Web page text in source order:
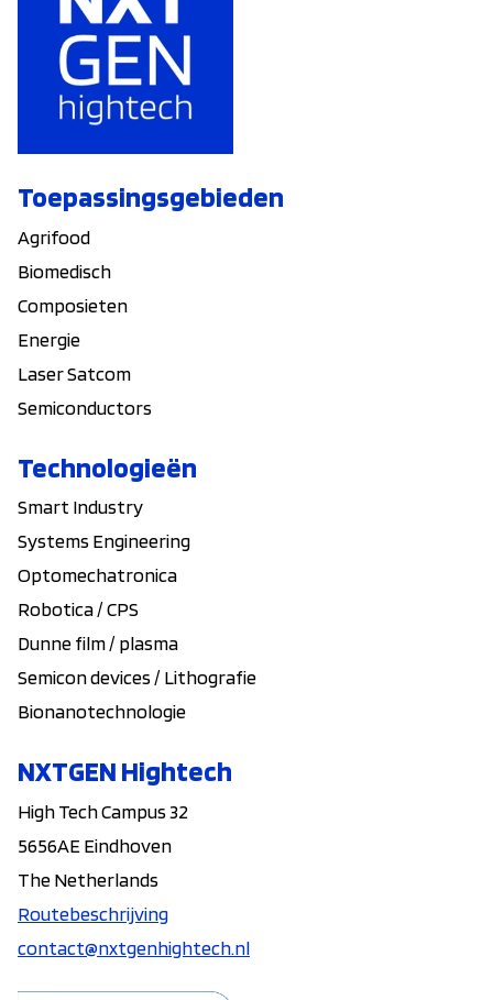
Toepassingsgebieden
Agrifood
Biomedisch
Composieten
Energie
Laser Satcom
Semiconductors
Technologieën
Smart Industry
Systems Engineering
Optomechatronica
Robotica / CPS
Dunne film / plasma
Semicon devices / Lithografie
Bionanotechnologie
NXTGEN Hightech
High Tech Campus 32
5656AE Eindhoven
The Netherlands
Routebeschrijving
contact@nxtgenhightech.nl